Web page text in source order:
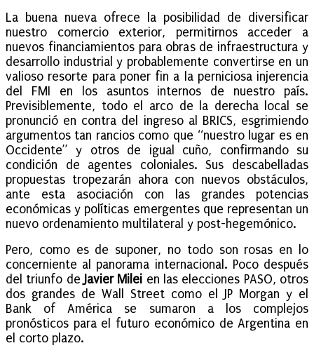
La buena nueva ofrece la posibilidad de diversificar
nuestro comercio exterior, permitirnos acceder a
nuevos financiamientos para obras de infraestructura y
desarrollo industrial y probablemente convertirse en un
valioso resorte para poner fin a la perniciosa injerencia
del FMI en los asuntos internos de nuestro país.
Previsiblemente, todo el arco de la derecha local se
pronunció en contra del ingreso al BRICS, esgrimiendo
argumentos tan rancios como que “nuestro lugar es en
Occidente” y otros de igual cuño, confirmando su
condición de agentes coloniales. Sus descabelladas
propuestas tropezarán ahora con nuevos obstáculos,
ante esta asociación con las grandes potencias
económicas y políticas emergentes que representan un
nuevo ordenamiento multilateral y post-hegemónico.
Pero, como es de suponer, no todo son rosas en lo
concerniente al panorama internacional. Poco después
del triunfo deJavier Milei en las elecciones PASO, otros
dos grandes de Wall Street como el JP Morgan y el
Bank of América se sumaron a los complejos
pronósticos para el futuro económico de Argentina en
el corto plazo.